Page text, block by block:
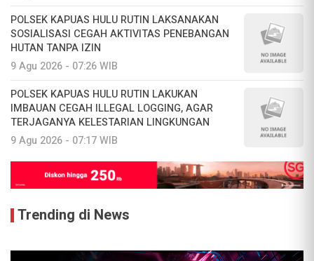
POLSEK KAPUAS HULU RUTIN LAKSANAKAN
SOSIALISASI CEGAH AKTIVITAS PENEBANGAN
HUTAN TANPA IZIN
9 Agu 2026 - 07:26 WIB
POLSEK KAPUAS HULU RUTIN LAKUKAN
IMBAUAN CEGAH ILLEGAL LOGGING, AGAR
TERJAGANYA KELESTARIAN LINGKUNGAN
9 Agu 2026 - 07:17 WIB
Trending di News